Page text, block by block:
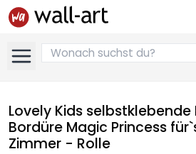
Lovely Kids
Bordüre Magic Princess
Zimmer - Rolle